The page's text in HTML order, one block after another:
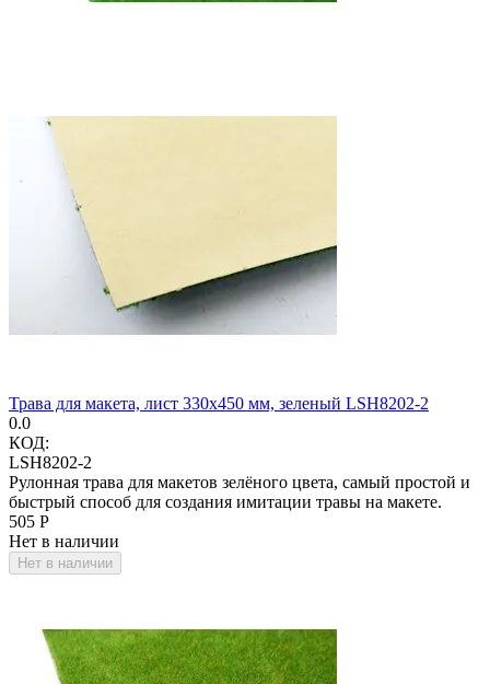
Трава для макета, лист 330х450 мм, зеленый LSH8202-2
0.0
КОД:
LSH8202-2
Рулонная трава для макетов зелёного цвета, самый простой и
быстрый способ для создания имитации травы на макете.
‍505‍ Р
Нет в наличии
Нет в наличии